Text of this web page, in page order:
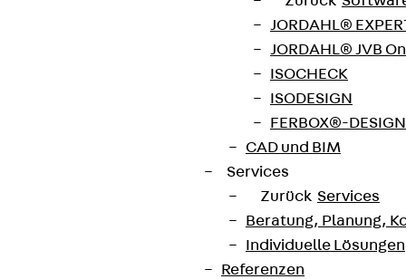
JORDAHL®
JORDAHL® JVB
ISOCHECK
ISODESIGN
FERBOX®-
CAD und BIM
Services
Zurück Services
Beratung, Planung,
Individuelle Lösungen
Referenzen